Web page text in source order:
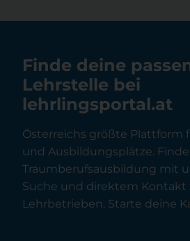
Finde deine
Lehrstelle bei
lehrlingsportal.at
Österreichs größte Plattform
und Ausbildungsplätze.
Traumberufsausbildung mit
Suche und direktem Kontakt
Lehrbetrieben. Starte deine